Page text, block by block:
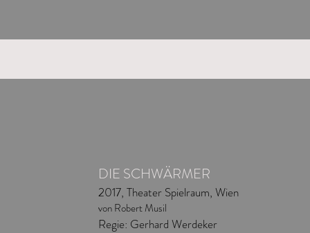
DIE SCHWÄRMER
2017, Theater Spielraum, Wien
von Robert Musil
Regie: Gerhard Werdeker